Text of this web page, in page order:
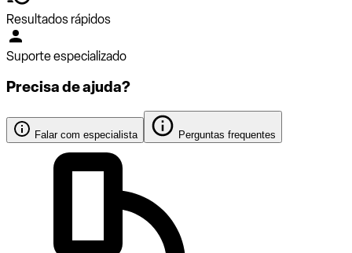
Resultados rápidos
Suporte especializado
Precisa de ajuda?
Falar com especialista Perguntas frequentes